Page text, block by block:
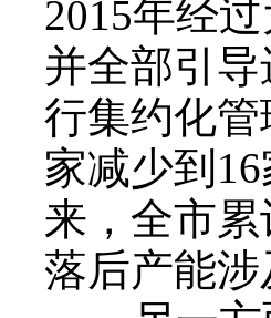
2015年经
并全部引
行集约化
家减少到
来，全市
落后产能